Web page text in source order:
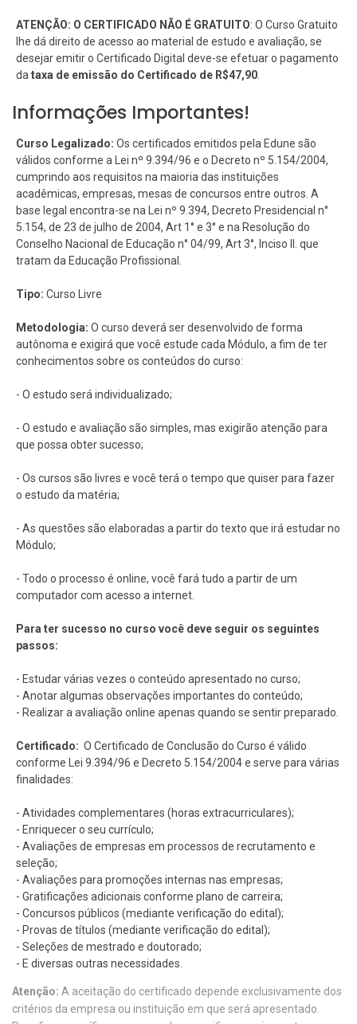
ATENÇÃO: O CERTIFICADO NÃO É GRATUITO: O Curso Gratuito
lhe dá direito de acesso ao material de estudo e avaliação, se
desejar emitir o Certificado Digital deve-se efetuar o pagamento
dataxa de emissão do Certificado de R$47,90.
Informações Importantes!
Curso Legalizado: Os certificados emitidos pela Edune são
válidos conforme a Lei nº 9.394/96 e o Decreto nº 5.154/2004,
cumprindo aos requisitos na maioria das instituições
acadêmicas, empresas, mesas de concursos entre outros. A
base legal encontra-se na Lei nº 9.394, Decreto Presidencial n°
5.154, de 23 de julho de 2004, Art 1° e 3° e na Resolução do
Conselho Nacional de Educação n° 04/99, Art 3°, Inciso II. que
tratam da Educação Profissional.
Tipo: Curso Livre
Metodologia: O curso deverá ser desenvolvido de forma
autônoma e exigirá que você estude cada Módulo, a fim de ter
conhecimentos sobre os conteúdos do curso:
- O estudo será individualizado;
- O estudo e avaliação são simples, mas exigirão atenção para
que possa obter sucesso;
- Os cursos são livres e você terá o tempo que quiser para fazer
o estudo da matéria;
- As questões são elaboradas a partir do texto que irá estudar no
Módulo;
- Todo o processo é online, você fará tudo a partir de um
computador com acesso a internet.
Para ter sucesso no curso você deve seguir os seguintes
passos:
- Estudar várias vezes o conteúdo apresentado no curso;
- Anotar algumas observações importantes do conteúdo;
- Realizar a avaliação online apenas quando se sentir preparado.
Certificado: O Certificado de Conclusão do Curso é válido
conforme Lei 9.394/96 e Decreto 5.154/2004 e serve para várias
finalidades:
- Atividades complementares (horas extracurriculares);
- Enriquecer o seu currículo;
- Avaliações de empresas em processos de recrutamento e
seleção;
- Avaliações para promoções internas nas empresas;
- Gratificações adicionais conforme plano de carreira;
- Concursos públicos (mediante verificação do edital);
- Provas de títulos (mediante verificação do edital);
- Seleções de mestrado e doutorado;
- E diversas outras necessidades.
Atenção: A aceitação do certificado depende exclusivamente dos
critérios da empresa ou instituição em que será apresentado.